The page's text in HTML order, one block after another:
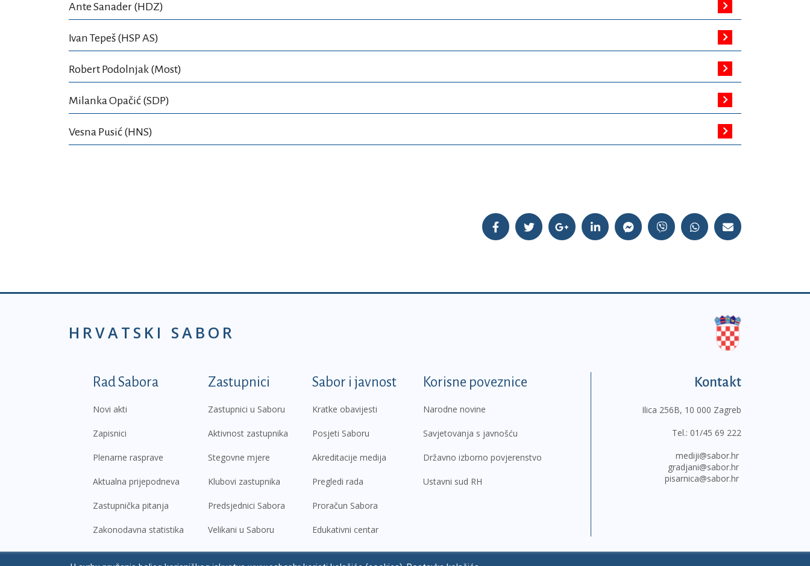
Ante Sanader (HDZ)
Ivan Tepeš (HSP AS)
Robert Podolnjak (Most)
Milanka Opačić (SDP)
Vesna Pusić (HNS)
HRVATSKI SABOR
Podnožje prvi izbornik
Rad Sabora
Novi akti
Zapisnici
Plenarne rasprave
Aktualna prijepodneva
Zastupnička pitanja
Zakonodavna statistika
Zastupnici
Zastupnici u Saboru
Aktivnost zastupnika
Stegovne mjere
Klubovi zastupnika
Predsjednici Sabora
Velikani u Saboru
Sabor i javnost
Kratke obavijesti
Posjeti Saboru
Akreditacije medija
Pregledi rada
Proračun Sabora
Edukativni centar
Korisne poveznice
Narodne novine
Savjetovanja s javnošću
Državno izborno povjerenstvo
Ustavni sud RH
Kontakt
Ilica 256B, 10 000 Zagreb
Tel.: 01/45 69 222
mediji@sabor.hr
gradjani@sabor.hr
pisarnica@sabor.hr